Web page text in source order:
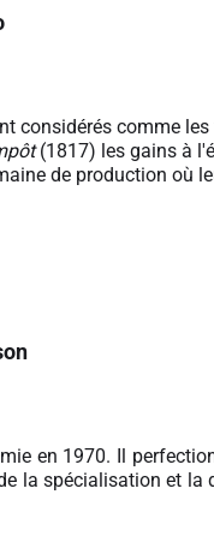
considérés comme
(1817) les gains à
de production où
en 1970. Il
la spécialisation et la